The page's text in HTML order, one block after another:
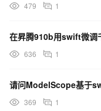
479 1
636 1
请问ModelScope基于
369 1